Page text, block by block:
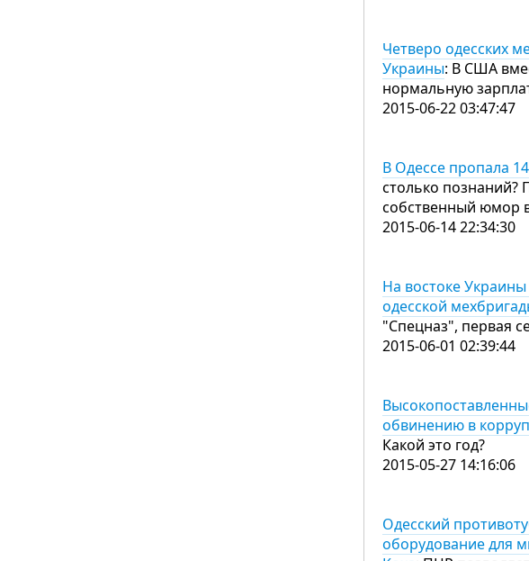
Четверо одесских
Украины: В США
нормальную
2015-06-22 03:47:47
В Одессе пропала
столько познаний?
собственный юмор
2015-06-14 22:34:30
На востоке
одесской
"Спецназ", первая
2015-06-01 02:39:44
обвинению в
Какой это год?
2015-05-27 14:16:06
Одесский
оборудование для